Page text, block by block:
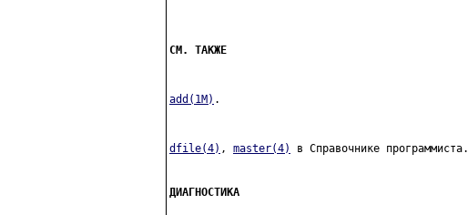
СМ. ТАКЖЕ
add(1M) .
dfile(4) , master(4) в Справочнике программиста.
ДИАГНОСТИКА